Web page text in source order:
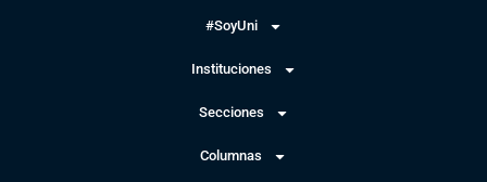
#SoyUni
Instituciones
Secciones
Columnas